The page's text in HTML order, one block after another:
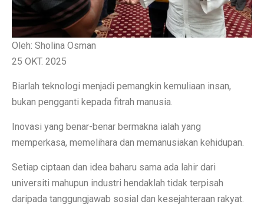
Oleh: Sholina Osman
25 OKT. 2025
Biarlah teknologi menjadi pemangkin kemuliaan insan,
bukan pengganti kepada fitrah manusia.
Inovasi yang benar-benar bermakna ialah yang
memperkasa, memelihara dan memanusiakan kehidupan.
Setiap ciptaan dan idea baharu sama ada lahir dari
universiti mahupun industri hendaklah tidak terpisah
daripada tanggungjawab sosial dan kesejahteraan rakyat.